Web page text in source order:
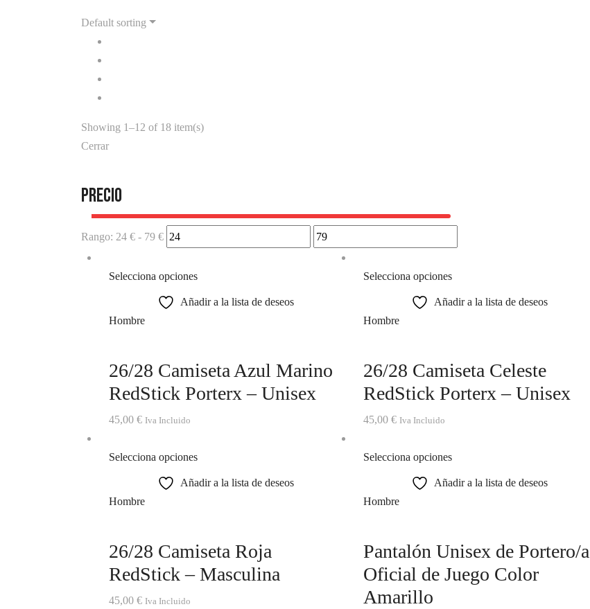
Default sorting
Showing 1–12 of 18 item(s)
Cerrar
Precio
Rango: 24 € - 79 €
Selecciona opciones
Añadir a la lista de deseos
Hombre
26/28 Camiseta Azul Marino
RedStick Porterx – Unisex
45,00 € Iva Incluido
Selecciona opciones
Añadir a la lista de deseos
Hombre
26/28 Camiseta Celeste
RedStick Porterx – Unisex
45,00 € Iva Incluido
Selecciona opciones
Añadir a la lista de deseos
Hombre
26/28 Camiseta Roja
RedStick – Masculina
45,00 € Iva Incluido
Selecciona opciones
Añadir a la lista de deseos
Hombre
Pantalón Unisex de Portero/a
Oficial de Juego Color
Amarillo